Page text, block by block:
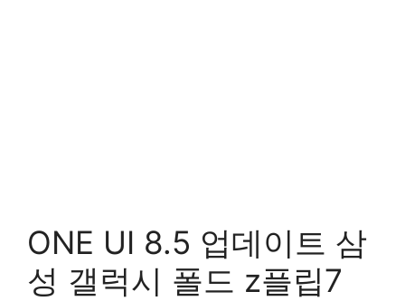
ONE UI 8.5 업데이트 삼
성 갤럭시 폴드 z플립7